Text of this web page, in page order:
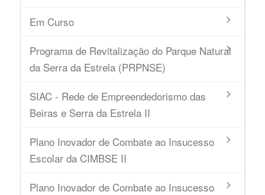
Em Curso
Programa de Revitalização do Parque Natural
da Serra da Estrela (PRPNSE)
SIAC - Rede de Empreendedorismo das
Beiras e Serra da Estrela II
Plano Inovador de Combate ao Insucesso
Escolar da CIMBSE II
Plano Inovador de Combate ao Insucesso